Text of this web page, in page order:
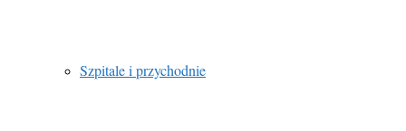
Szpitale i przychodnie